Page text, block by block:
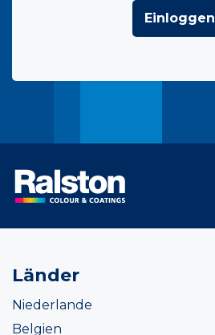
Einloggen
Länder
Niederlande
Belgien